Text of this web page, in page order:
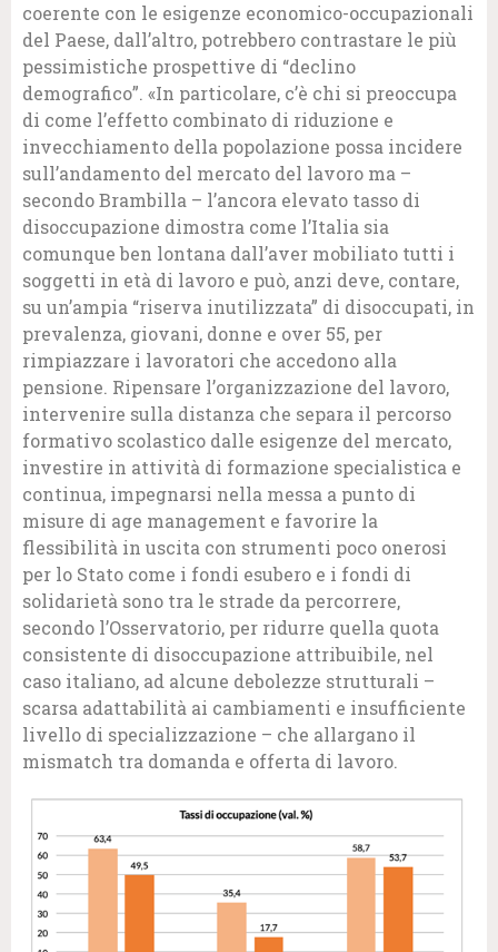
coerente con le esigenze economico-occupazionali
del Paese, dall’altro, potrebbero contrastare le più
pessimistiche prospettive di “declino
demografico”. «In particolare, c’è chi si preoccupa
di come l’effetto combinato di riduzione e
invecchiamento della popolazione possa incidere
sull’andamento del mercato del lavoro ma –
secondo Brambilla – l’ancora elevato tasso di
disoccupazione dimostra come l’Italia sia
comunque ben lontana dall’aver mobiliato tutti i
soggetti in età di lavoro e può, anzi deve, contare,
su un’ampia “riserva inutilizzata” di disoccupati, in
prevalenza, giovani, donne e over 55, per
rimpiazzare i lavoratori che accedono alla
pensione. Ripensare l’organizzazione del lavoro,
intervenire sulla distanza che separa il percorso
formativo scolastico dalle esigenze del mercato,
investire in attività di formazione specialistica e
continua, impegnarsi nella messa a punto di
misure di age management e favorire la
flessibilità in uscita con strumenti poco onerosi
per lo Stato come i fondi esubero e i fondi di
solidarietà sono tra le strade da percorrere,
secondo l’Osservatorio, per ridurre quella quota
consistente di disoccupazione attribuibile, nel
caso italiano, ad alcune debolezze strutturali –
scarsa adattabilità ai cambiamenti e insufficiente
livello di specializzazione – che allargano il
mismatch tra domanda e offerta di lavoro.